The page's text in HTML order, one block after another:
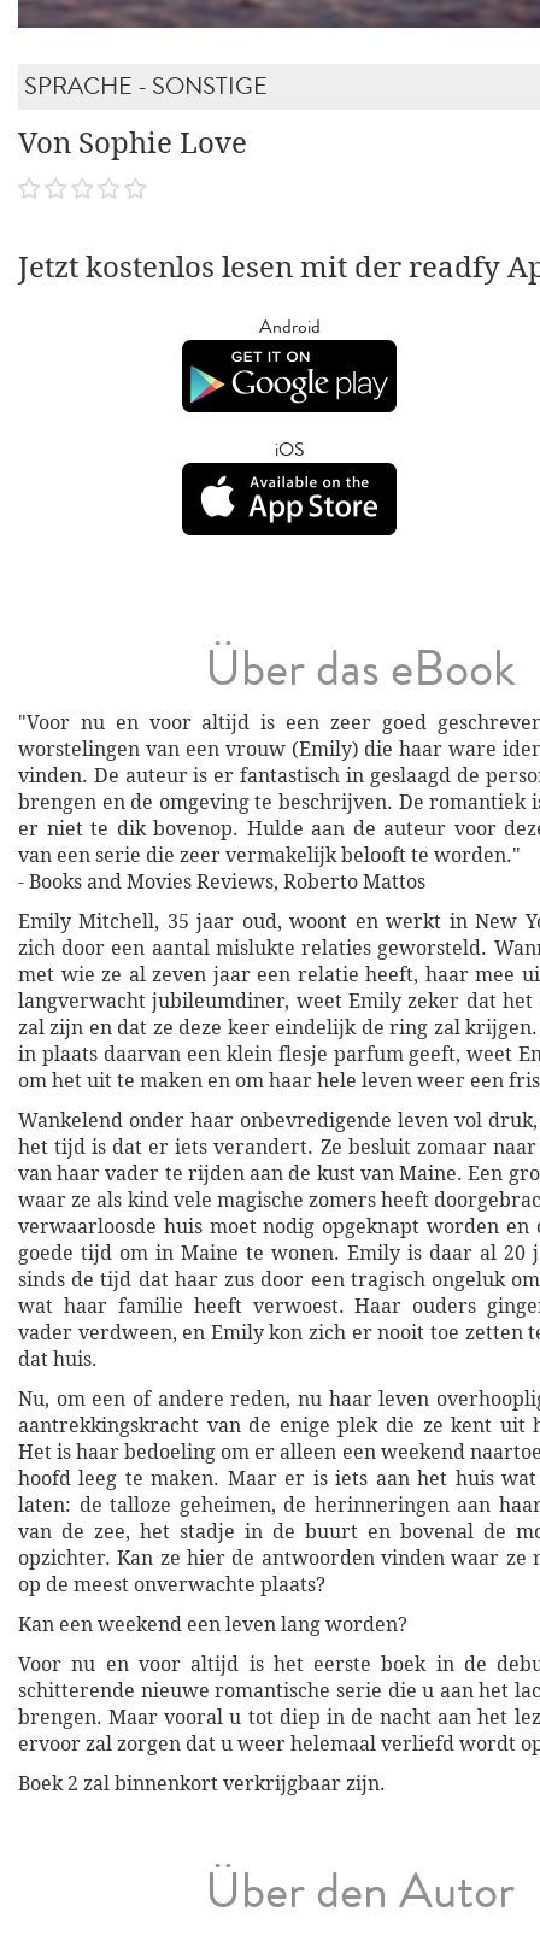
SPRACHE - SONSTIGE
Von Sophie Love
Jetzt kostenlos lesen mit der readfy
Android
iOS
Über das eBook
"Voor nu en voor altijd is een zeer goed
worstelingen van een vrouw (Emily) die haar ware
vinden. De auteur is er fantastisch in geslaagd de
brengen en de omgeving te beschrijven. De romantiek
er niet te dik bovenop. Hulde aan de auteur voor
van een serie die zeer vermakelijk belooft te worden."
- Books and Movies Reviews, Roberto Mattos
Emily Mitchell, 35 jaar oud, woont en werkt in New
zich door een aantal mislukte relaties geworsteld.
met wie ze al zeven jaar een relatie heeft, haar mee
langverwacht jubileumdiner, weet Emily zeker dat het
zal zijn en dat ze deze keer eindelijk de ring zal
in plaats daarvan een klein flesje parfum geeft, weet
om het uit te maken en om haar hele leven weer een
Wankelend onder haar onbevredigende leven vol
het tijd is dat er iets verandert. Ze besluit zomaar
van haar vader te rijden aan de kust van Maine. Een
waar ze als kind vele magische zomers heeft
verwaarloosde huis moet nodig opgeknapt worden en
goede tijd om in Maine te wonen. Emily is daar al 20
sinds de tijd dat haar zus door een tragisch ongeluk
wat haar familie heeft verwoest. Haar ouders
vader verdween, en Emily kon zich er nooit toe zetten
dat huis.
Nu, om een of andere reden, nu haar leven
aantrekkingskracht van de enige plek die ze kent uit
Het is haar bedoeling om er alleen een weekend
hoofd leeg te maken. Maar er is iets aan het huis
laten: de talloze geheimen, de herinneringen aan
van de zee, het stadje in de buurt en bovenal de
opzichter. Kan ze hier de antwoorden vinden waar ze
op de meest onverwachte plaats?
Kan een weekend een leven lang worden?
Voor nu en voor altijd is het eerste boek in de
schitterende nieuwe romantische serie die u aan het
brengen. Maar vooral u tot diep in de nacht aan het
ervoor zal zorgen dat u weer helemaal verliefd wordt
Boek 2 zal binnenkort verkrijgbaar zijn.
Über den Autor